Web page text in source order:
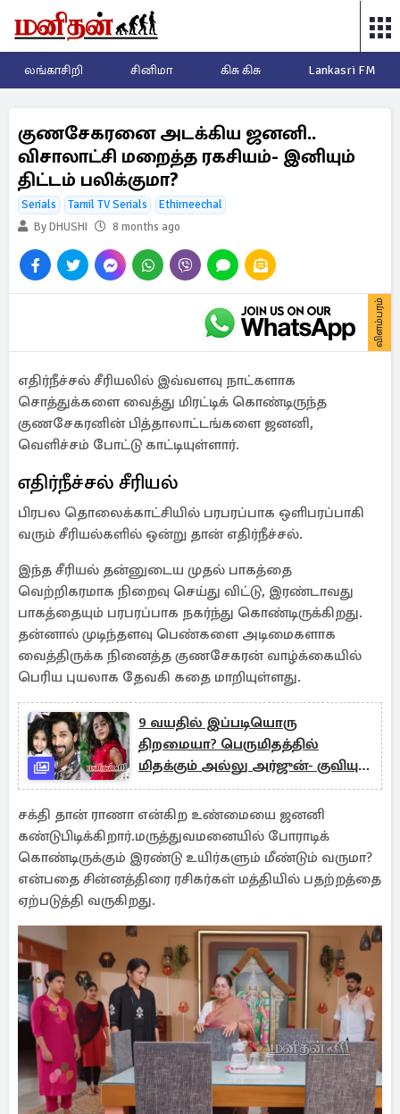
லங்காசிறி சினிமா கிசு கிசு Lankasri FM
குணசேகரனை அடக்கிய ஜனனி..
விசாலாட்சி மறைத்த ரகசியம்- இனியும்
திட்டம் பலிக்குமா?
Serials Tamil TV Serials
Ethirneechal
By DHUSHI
8 months ago
விளம்பரம்
எதிர்நீச்சல் சீரியலில் இவ்வளவு நாட்களாக
சொத்துக்களை வைத்து மிரட்டிக் கொண்டிருந்த
குணசேகரனின் பித்தாலாட்டங்களை ஜனனி,
வெளிச்சம் போட்டு காட்டியுள்ளார்.
எதிர்நீச்சல் சீரியல்
பிரபல தொலைக்காட்சியில் பரபரப்பாக ஒளிபரப்பாகி
வரும் சீரியல்களில் ஒன்று தான் எதிர்நீச்சல்.
இந்த சீரியல் தன்னுடைய முதல் பாகத்தை
வெற்றிகரமாக நிறைவு செய்து விட்டு, இரண்டாவது
பாகத்தையும் பரபரப்பாக நகர்ந்து கொண்டிருக்கிறது.
தன்னால் முடிந்தளவு பெண்களை அடிமைகளாக
வைத்திருக்க நினைத்த குணசேகரன் வாழ்க்கையில்
பெரிய புயலாக தேவகி கதை மாறியுள்ளது.
9 வயதில் இப்படியொரு
திறமையா? பெருமிதத்தில்
மிதக்கும் அல்லு அர்ஜுன்- குவியும்
வாழ்த்துக்கள்
சக்தி தான் ராணா என்கிற உண்மையை ஜனனி
கண்டுபிடிக்கிறார்.மருத்துவமனையில் போராடிக்
கொண்டிருக்கும் இரண்டு உயிர்களும் மீண்டும் வருமா?
என்பதை சின்னத்திரை ரசிகர்கள் மத்தியில் பதற்றத்தை
ஏற்படுத்தி வருகிறது.